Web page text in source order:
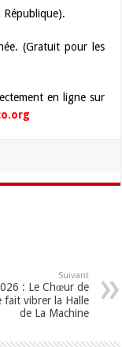
(Gratuit pour les
en ligne sur
Suivant
: Le Chœur de
fait vibrer la Halle
de La Machine